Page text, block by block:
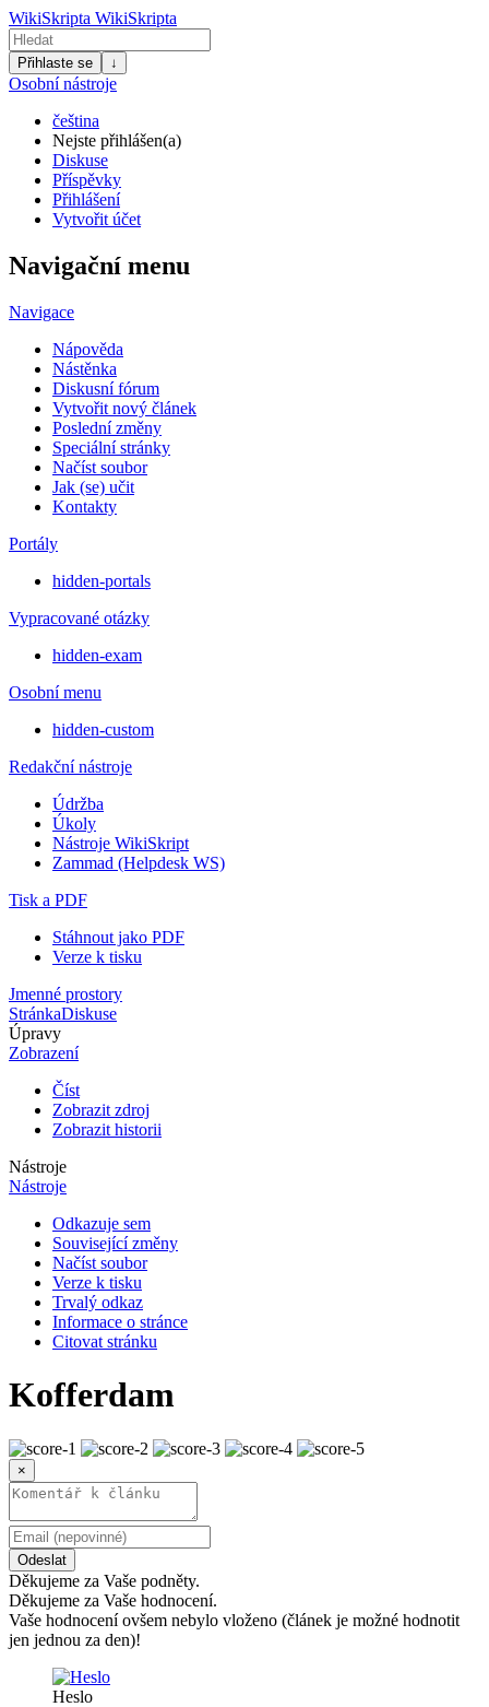
WikiSkripta WikiSkripta
Přihlaste se ↓
Osobní nástroje
čeština
Nejste přihlášen(a)
Diskuse
Příspěvky
Přihlášení
Vytvořit účet
Navigační menu
Navigace
Nápověda
Nástěnka
Diskusní fórum
Vytvořit nový článek
Poslední změny
Speciální stránky
Načíst soubor
Jak (se) učit
Kontakty
Portály
hidden-portals
Vypracované otázky
hidden-exam
Osobní menu
hidden-custom
Redakční nástroje
Údržba
Úkoly
Nástroje WikiSkript
Zammad (Helpdesk WS)
Tisk a PDF
Stáhnout jako PDF
Verze k tisku
Jmenné prostory
StránkaDiskuse
Úpravy
Zobrazení
Číst
Zobrazit zdroj
Zobrazit historii
Nástroje
Nástroje
Odkazuje sem
Související změny
Načíst soubor
Verze k tisku
Trvalý odkaz
Informace o stránce
Citovat stránku
Kofferdam
×
Odeslat
Děkujeme za Vaše podněty.
Děkujeme za Vaše hodnocení.
Vaše hodnocení ovšem nebylo vloženo (článek je možné hodnotit
jen jednou za den)!
Heslo